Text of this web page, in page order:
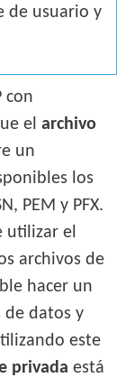
de usuario y
con
elarchivo
un
los
PEM y PFX.
utilizar el
archivos de
hacer un
de datos y
este
privada está